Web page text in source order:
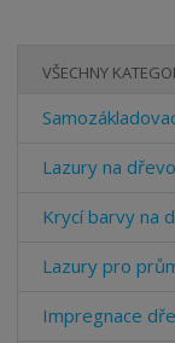
VŠECHNY
Lazury na
Krycí barvy na
Lazury pro
Impregnace